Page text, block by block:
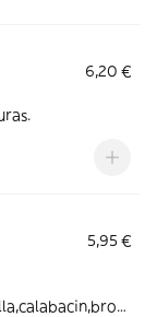
6,20 €
5,95 €